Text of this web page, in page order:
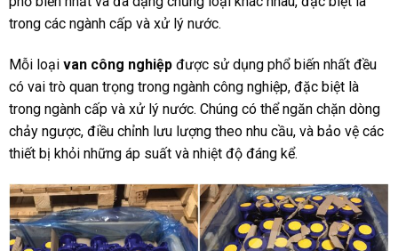
trong các ngành cấp và xử lý nước.
Mỗi loại van công nghiệp được sử dụng phổ biến nhất đều
có vai trò quan trọng trong ngành công nghiệp, đặc biệt là
trong ngành cấp và xử lý nước. Chúng có thể ngăn chặn dòng
chảy ngược, điều chỉnh lưu lượng theo nhu cầu, và bảo vệ các
thiết bị khỏi những áp suất và nhiệt độ đáng kể.